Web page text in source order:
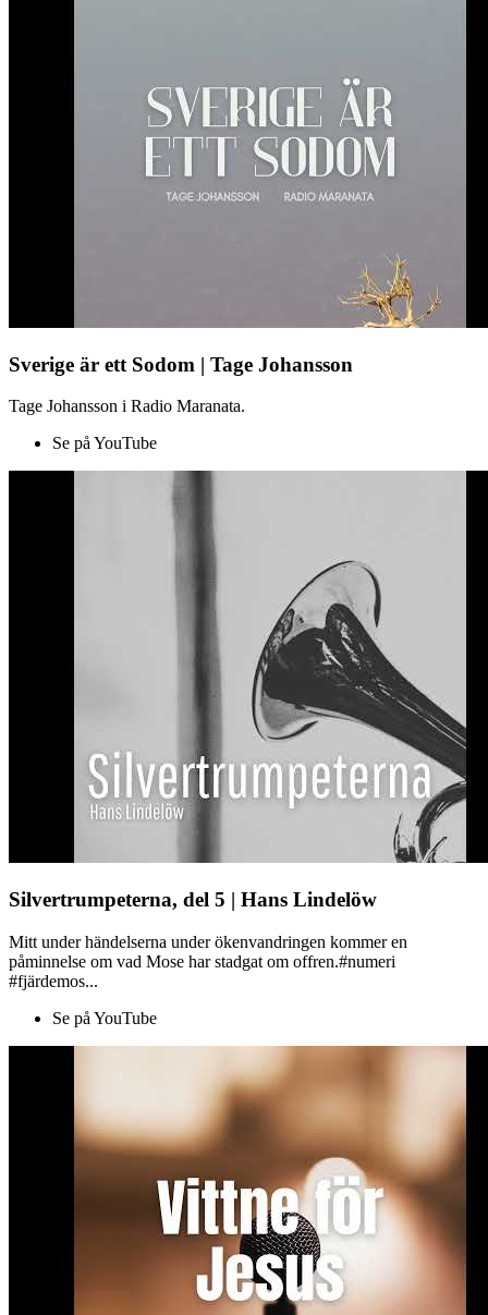
Sverige är ett Sodom | Tage Johansson
Tage Johansson i Radio Maranata.
Se på YouTube
Silvertrumpeterna, del 5 | Hans Lindelöw
Mitt under händelserna under ökenvandringen kommer en
påminnelse om vad Mose har stadgat om offren.#numeri
#fjärdemos...
Se på YouTube